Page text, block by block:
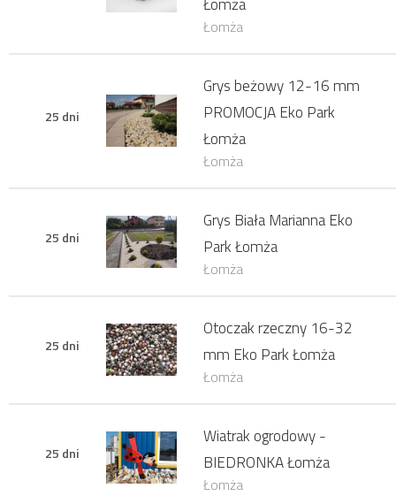
Łomża
25 dni
Grys beżowy 12-16 mm
PROMOCJA Eko Park
Łomża
Łomża
25 dni
Grys Biała Marianna Eko
Park Łomża
Łomża
25 dni
Otoczak rzeczny 16-32
mm Eko Park Łomża
Łomża
25 dni
Wiatrak ogrodowy -
BIEDRONKA Łomża
Łomża